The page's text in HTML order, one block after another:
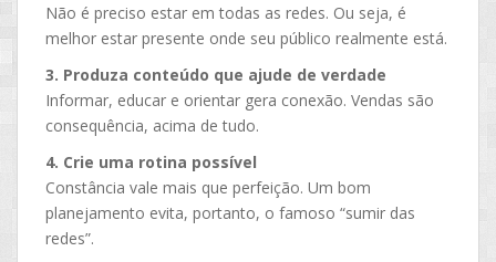
Não é preciso estar em todas as redes. Ou seja, é
melhor estar presente onde seu público realmente está.
3. Produza conteúdo que ajude de verdade
Informar, educar e orientar gera conexão. Vendas são
consequência, acima de tudo.
4. Crie uma rotina possível
Constância vale mais que perfeição. Um bom
planejamento evita, portanto, o famoso “sumir das
redes”.